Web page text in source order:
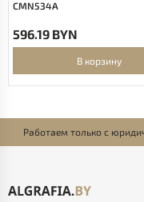
CMN534A
596.19 BYN
В корзину
Работаем только с